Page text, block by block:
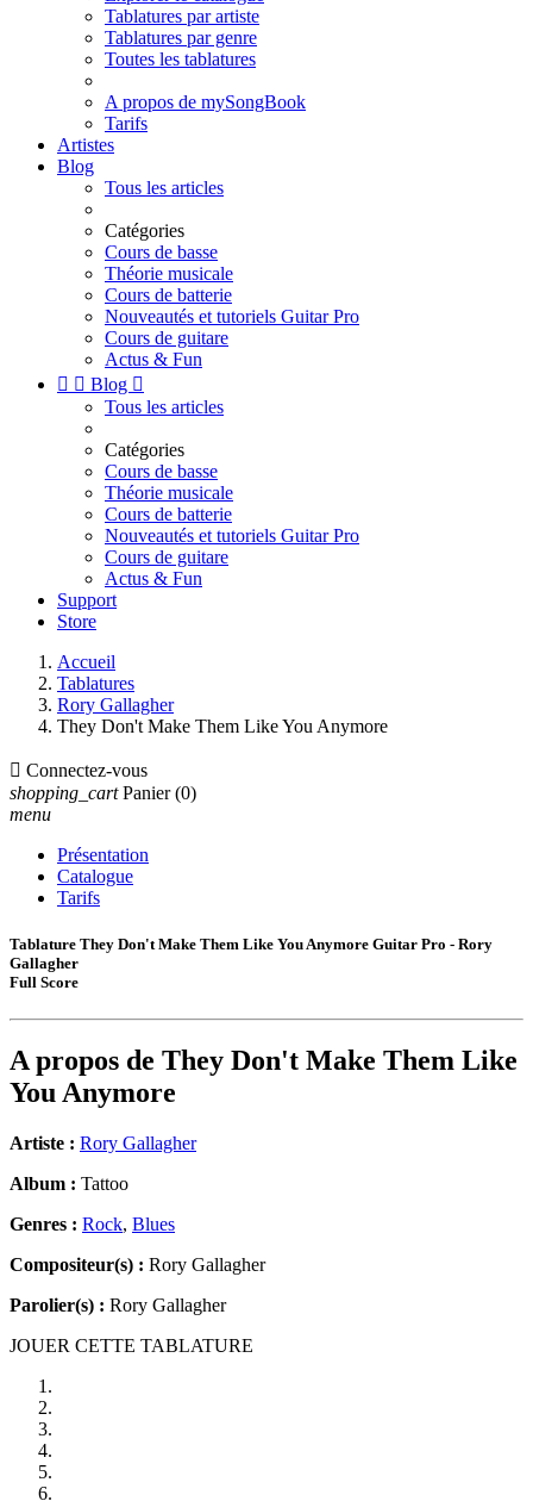
Tablatures par artiste
Tablatures par genre
Toutes les tablatures
A propos de mySongBook
Tarifs
Artistes
Blog
Tous les articles
Catégories
Cours de basse
Théorie musicale
Cours de batterie
Nouveautés et tutoriels Guitar Pro
Cours de guitare
Actus & Fun
  Blog 
Tous les articles
Catégories
Cours de basse
Théorie musicale
Cours de batterie
Nouveautés et tutoriels Guitar Pro
Cours de guitare
Actus & Fun
Support
Store
Accueil
Tablatures
Rory Gallagher
They Don't Make Them Like You Anymore
 Connectez-vous
shopping_cart Panier (0)
menu
Présentation
Catalogue
Tarifs
Tablature They Don't Make Them Like You Anymore Guitar Pro - Rory
Gallagher
Full Score
A propos de They Don't Make Them Like
You Anymore
Artiste : Rory Gallagher
Album : Tattoo
Genres : Rock, Blues
Compositeur(s) : Rory Gallagher
Parolier(s) : Rory Gallagher
JOUER CETTE TABLATURE